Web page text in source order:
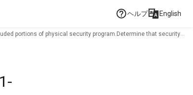
ヘルプ English
portions of physical security program.Determine that security